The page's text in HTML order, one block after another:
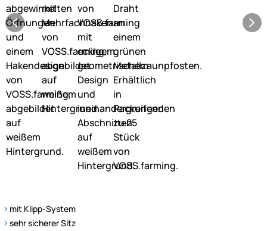
mit Klipp-System
sehr sicherer Sitz